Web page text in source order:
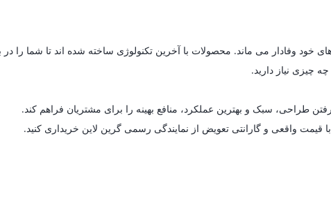
خود وفادار می ماند. محصولات با آخرین تکنولوژی ساخته شده اند تا شما را
چیزی نیاز دارید.
طراحی، سبک و بهترین عملکرد، منافع بهینه را برای مشتریان فراهم کند.
واقعی و گارانتی تعویض از نمایندگی رسمی گرین لاین خریداری کنید.